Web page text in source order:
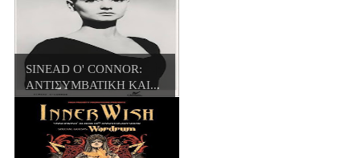
SINEAD O' CONNOR:
ΑΝΤΙΣΥΜΒΑΤΙΚΗ ΚΑΙ...